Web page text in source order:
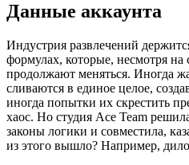
Данные аккаунта
Индустрия развлечений
формулах, которые, несмотря на
продолжают меняться. Иногда
сливаются в единое целое,
иногда попытки их скрестить
хаос. Но студия Ace Team
законы логики и совместила,
из этого вышло? Например,